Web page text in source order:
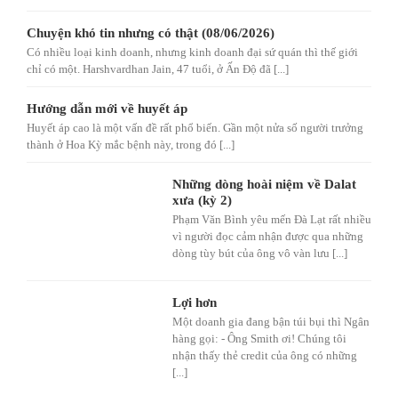
Chuyện khó tin nhưng có thật (08/06/2026)
Có nhiều loại kinh doanh, nhưng kinh doanh đại sứ quán thì thế giới
chỉ có một. Harshvardhan Jain, 47 tuổi, ở Ấn Độ đã [...]
Hướng dẫn mới về huyết áp
Huyết áp cao là một vấn đề rất phổ biến. Gần một nửa số người trưởng
thành ở Hoa Kỳ mắc bệnh này, trong đó [...]
Những dòng hoài niệm về Dalat
xưa (kỳ 2)
Phạm Văn Bình yêu mến Đà Lạt rất nhiều
vì người đọc cảm nhận được qua những
dòng tùy bút của ông vô vàn lưu [...]
Lợi hơn
Một doanh gia đang bận túi bụi thì Ngân
hàng gọi: - Ông Smith ơi! Chúng tôi
nhận thấy thẻ credit của ông có những
[...]